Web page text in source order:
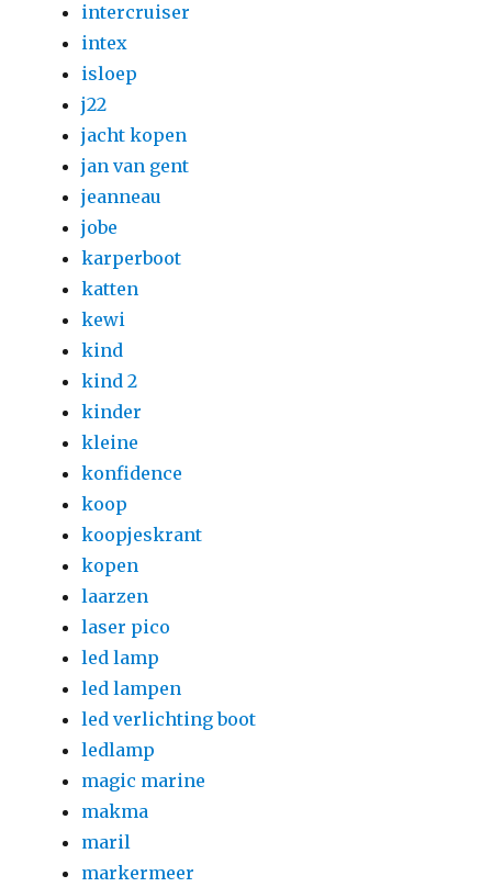
intercruiser
intex
isloep
j22
jacht kopen
jan van gent
jeanneau
jobe
karperboot
katten
kewi
kind
kind 2
kinder
kleine
konfidence
koop
koopjeskrant
kopen
laarzen
laser pico
led lamp
led lampen
led verlichting boot
ledlamp
magic marine
makma
maril
markermeer